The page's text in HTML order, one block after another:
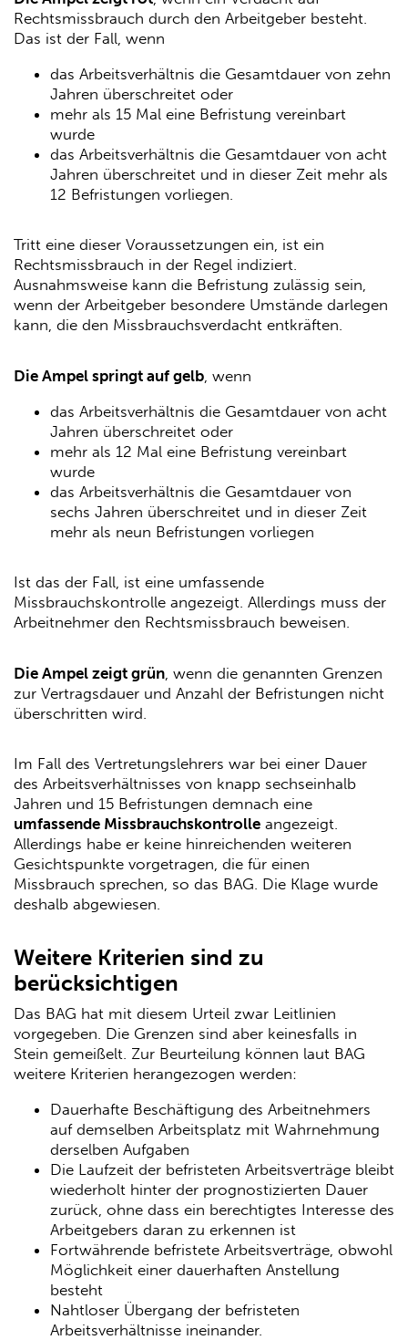
Rechtsmissbrauch durch den Arbeitgeber besteht.
Das ist der Fall, wenn
das Arbeitsverhältnis die Gesamtdauer von zehn
Jahren überschreitet oder
mehr als 15 Mal eine Befristung vereinbart
wurde
das Arbeitsverhältnis die Gesamtdauer von acht
Jahren überschreitet und in dieser Zeit mehr als
12 Befristungen vorliegen.
Tritt eine dieser Voraussetzungen ein, ist ein
Rechtsmissbrauch in der Regel indiziert.
Ausnahmsweise kann die Befristung zulässig sein,
wenn der Arbeitgeber besondere Umstände darlegen
kann, die den Missbrauchsverdacht entkräften.
Die Ampel springt auf gelb , wenn
das Arbeitsverhältnis die Gesamtdauer von acht
Jahren überschreitet oder
mehr als 12 Mal eine Befristung vereinbart
wurde
das Arbeitsverhältnis die Gesamtdauer von
sechs Jahren überschreitet und in dieser Zeit
mehr als neun Befristungen vorliegen
Ist das der Fall, ist eine umfassende
Missbrauchskontrolle angezeigt. Allerdings muss der
Arbeitnehmer den Rechtsmissbrauch beweisen.
Die Ampel zeigt grün , wenn die genannten Grenzen
zur Vertragsdauer und Anzahl der Befristungen nicht
überschritten wird.
Im Fall des Vertretungslehrers war bei einer Dauer
des Arbeitsverhältnisses von knapp sechseinhalb
Jahren und 15 Befristungen demnach eine
umfassende Missbrauchskontrolle angezeigt.
Allerdings habe er keine hinreichenden weiteren
Gesichtspunkte vorgetragen, die für einen
Missbrauch sprechen, so das BAG. Die Klage wurde
deshalb abgewiesen.
Weitere Kriterien sind zu
berücksichtigen
Das BAG hat mit diesem Urteil zwar Leitlinien
vorgegeben. Die Grenzen sind aber keinesfalls in
Stein gemeißelt. Zur Beurteilung können laut BAG
weitere Kriterien herangezogen werden:
Dauerhafte Beschäftigung des Arbeitnehmers
auf demselben Arbeitsplatz mit Wahrnehmung
derselben Aufgaben
Die Laufzeit der befristeten Arbeitsverträge bleibt
wiederholt hinter der prognostizierten Dauer
zurück, ohne dass ein berechtigtes Interesse des
Arbeitgebers daran zu erkennen ist
Fortwährende befristete Arbeitsverträge, obwohl
Möglichkeit einer dauerhaften Anstellung
besteht
Nahtloser Übergang der befristeten
Arbeitsverhältnisse ineinander.